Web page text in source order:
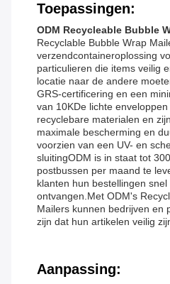
Toepassingen:
ODM Recycleable Bubble
Recyclable Bubble Wrap
verzendcontaineroplossing
particulieren die items veilig
locatie naar de andere
GRS-certificering en een
van 10KDe lichte
recyclebare materialen en
maximale bescherming en
voorzien van een UV- en
sluitingODM is in staat tot
postbussen per maand te
klanten hun bestellingen
ontvangen.Met ODM's
Mailers kunnen bedrijven en
zijn dat hun artikelen veilig
Aanpassing: